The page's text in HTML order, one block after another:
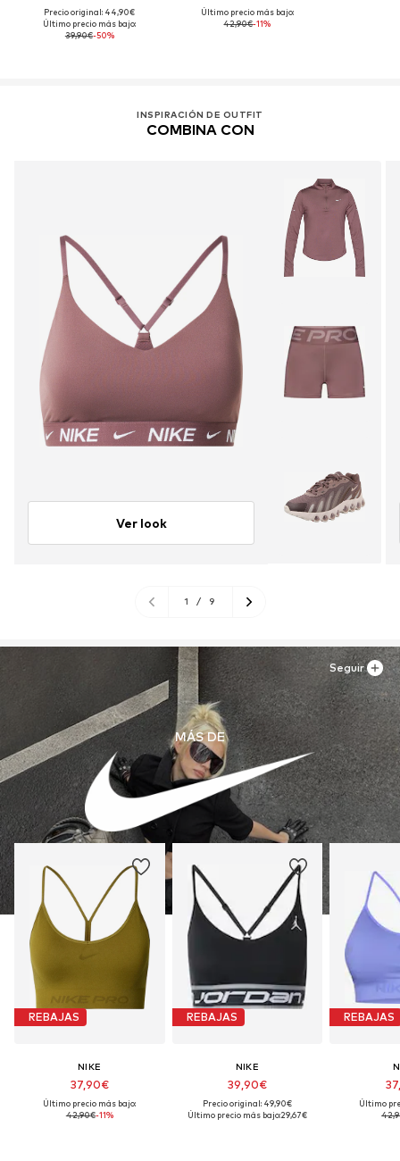
Precio original: 44,90€
Último precio más bajo:
39,90€-50%
Último precio más bajo:
42,90€-11%
INSPIRACIÓN DE OUTFIT
COMBINA CON
Ver look
1 / 9
MÁS DE
REBAJAS
NIKE
37,90€
Último precio más bajo:
42,90€-11%
REBAJAS
NIKE
39,90€
Precio original: 49,90€
Último precio más bajo:29,67€
REBAJAS
Último
Seguir